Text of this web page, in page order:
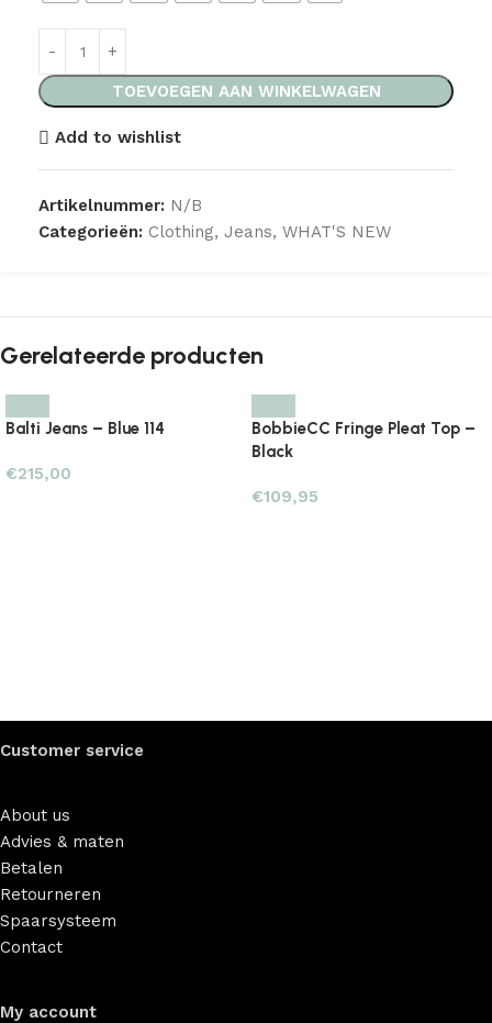
TOEVOEGEN AAN WINKELWAGEN
Add to wishlist
Artikelnummer: N/B
Categorieën: Clothing, Jeans, WHAT'S NEW
Gerelateerde producten
Balti Jeans – Blue 114
€215,00
BobbieCC Fringe Pleat Top –
Black
€109,95
Customer service
About us
Advies & maten
Betalen
Retourneren
Spaarsysteem
Contact
My account